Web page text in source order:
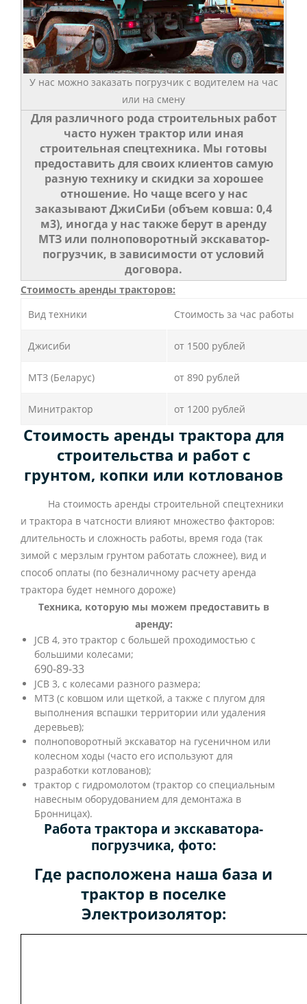
У нас можно заказать погрузчик с водителем на час
или на смену
Для различного рода строительных работ
часто нужен трактор или иная
строительная спецтехника. Мы готовы
предоставить для своих клиентов самую
разную технику и скидки за хорошее
отношение. Но чаще всего у нас
заказывают ДжиСиБи (объем ковша: 0,4
м3), иногда у нас также берут в аренду
МТЗ или полноповоротный экскаватор-
погрузчик, в зависимости от условий
договора.
Стоимость аренды тракторов:
Вид техники
Стоимость за час работы
Джисиби от 1500 рублей
МТЗ (Беларус) от 890 рублей
Минитрактор от 1200 рублей
Стоимость аренды трактора для
строительства и работ с
грунтом, копки или котлованов
На стоимость аренды строительной спецтехники
и трактора в чатсности влияют множество факторов:
длительность и сложность работы, время года (так
зимой с мерзлым грунтом работать сложнее), вид и
способ оплаты (по безналичному расчету аренда
трактора будет немного дороже)
Техника, которую мы можем предоставить в
аренду:
JCB 4, это трактор с большей проходимостью с
большими колесами;
690-89-33
JCB 3, с колесами разного размера;
МТЗ (с ковшом или щеткой, а также с плугом для
выполнения вспашки территории или удаления
деревьев);
полноповоротный экскаватор на гусеничном или
колесном ходы (часто его используют для
разработки котлованов);
трактор с гидромолотом (трактор со специальным
навесным оборудованием для демонтажа в
Бронницах).
Работа трактора и экскаватора-
погрузчика, фото:
Где расположена наша база и
трактор в поселке
Электроизолятор: